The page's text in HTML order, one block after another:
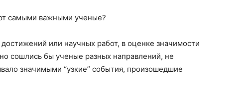
самыми важными ученые?
или научных работ, в оценке значимости
сошлись бы ученые разных направлений, не
значимыми “узкие” события, произошедшие